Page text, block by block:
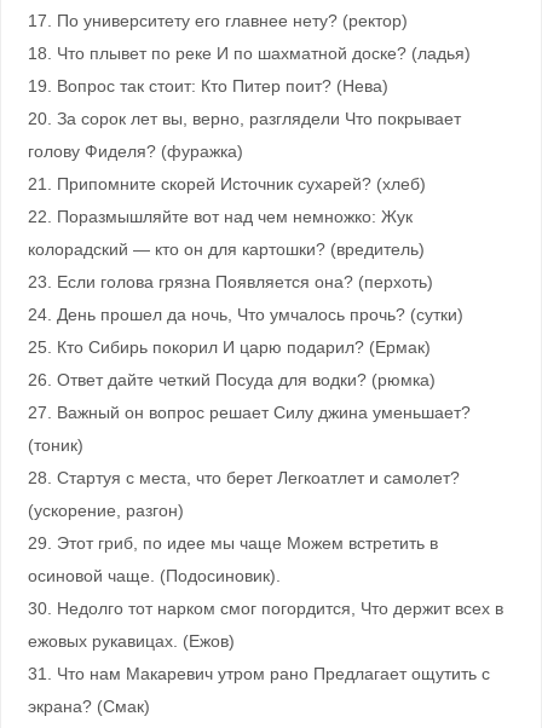
17. По университету его главнее нету? (ректор)
18. Что плывет по реке И по шахматной доске? (ладья)
19. Вопрос так стоит: Кто Питер поит? (Нева)
20. За сорок лет вы, верно, разглядели Что покрывает
голову Фиделя? (фуражка)
21. Припомните скорей Источник сухарей? (хлеб)
22. Поразмышляйте вот над чем немножко: Жук
колорадский — кто он для картошки? (вредитель)
23. Если голова грязна Появляется она? (перхоть)
24. День прошел да ночь, Что умчалось прочь? (сутки)
25. Кто Сибирь покорил И царю подарил? (Ермак)
26. Ответ дайте четкий Посуда для водки? (рюмка)
27. Важный он вопрос решает Силу джина уменьшает?
(тоник)
28. Стартуя с места, что берет Легкоатлет и самолет?
(ускорение, разгон)
29. Этот гриб, по идее мы чаще Можем встретить в
осиновой чаще. (Подосиновик).
30. Недолго тот нарком смог погордится, Что держит всех в
ежовых рукавицах. (Ежов)
31. Что нам Макаревич утром рано Предлагает ощутить с
экрана? (Смак)